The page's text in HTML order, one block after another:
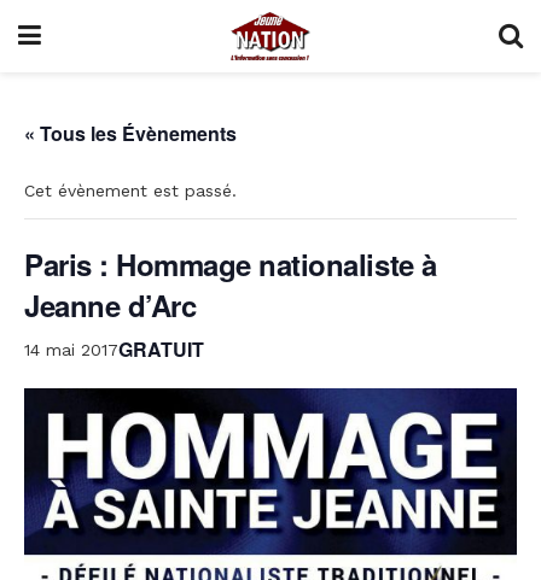
« Tous les Évènements
Cet évènement est passé.
Paris : Hommage nationaliste à
Jeanne d’Arc
14 mai 2017GRATUIT